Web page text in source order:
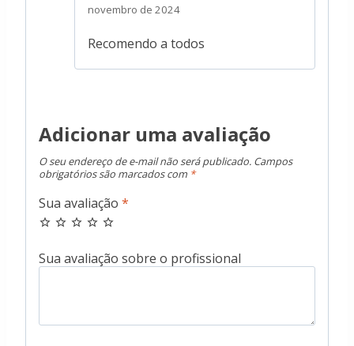
novembro de 2024
Recomendo a todos
Adicionar uma avaliação
O seu endereço de e-mail não será publicado. Campos
obrigatórios são marcados com *
Sua avaliação *